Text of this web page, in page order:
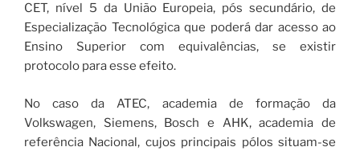
CET, nível 5 da União Europeia, pós secundário, de
Especialização Tecnológica que poderá dar acesso ao
Ensino Superior com equivalências, se existir
protocolo para esse efeito.
No caso da ATEC, academia de formação da
Volkswagen, Siemens, Bosch e AHK, academia de
referência Nacional, cujos principais pólos situam-se